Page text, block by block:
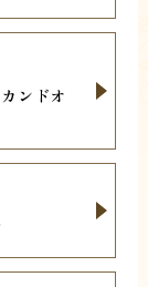
ンドオ